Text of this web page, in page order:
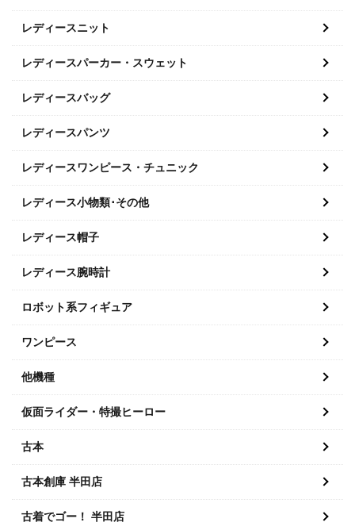
レディースニット
レディースパーカー・スウェット
レディースバッグ
レディースパンツ
レディースワンピース・チュニック
レディース小物類･その他
レディース帽子
レディース腕時計
ロボット系フィギュア
ワンピース
他機種
仮面ライダー・特撮ヒーロー
古本
古本創庫 半田店
古着でゴー！ 半田店